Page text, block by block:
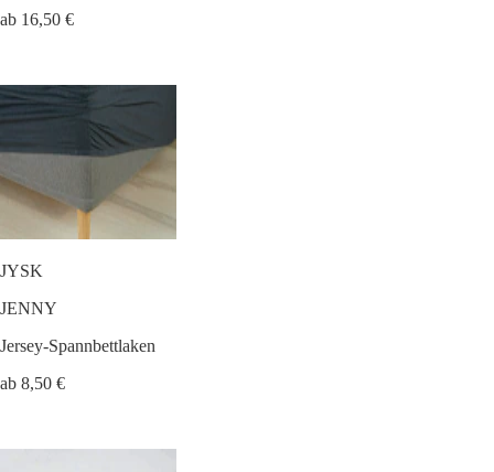
ab 16,50 €
JYSK
JENNY
Jersey-Spannbettlaken
ab 8,50 €